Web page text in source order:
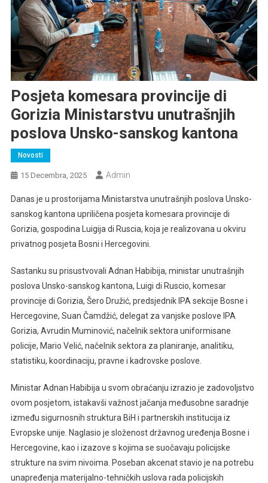
Posjeta komesara provincije di
Gorizia Ministarstvu unutrašnjih
poslova Unsko-sanskog kantona
Novosti
15 Decembra, 2025 Admin
Danas je u prostorijama Ministarstva unutrašnjih poslova Unsko-
sanskog kantona upriličena posjeta komesara provincije di
Gorizia, gospodina Luigija di Ruscia, koja je realizovana u okviru
privatnog posjeta Bosni i Hercegovini.
Sastanku su prisustvovali Adnan Habibija, ministar unutrašnjih
poslova Unsko-sanskog kantona, Luigi di Ruscio, komesar
provincije di Gorizia, Šero Družić, predsjednik IPA sekcije Bosne i
Hercegovine, Suan Čamdžić, delegat za vanjske poslove IPA
Gorizia, Avrudin Muminović, načelnik sektora uniformisane
policije, Mario Velić, načelnik sektora za planiranje, analitiku,
statistiku, koordinaciju, pravne i kadrovske poslove.
Ministar Adnan Habibija u svom obraćanju izrazio je zadovoljstvo
ovom posjetom, istakavši važnost jačanja međusobne saradnje
između sigurnosnih struktura BiH i partnerskih institucija iz
Evropske unije. Naglasio je složenost državnog uređenja Bosne i
Hercegovine, kao i izazove s kojima se suočavaju policijske
strukture na svim nivoima. Poseban akcenat stavio je na potrebu
unapređenja materijalno-tehničkih uslova rada policijskih